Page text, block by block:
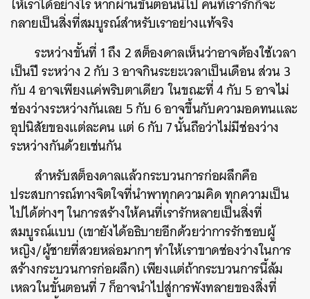
กลายเป็นสิ่งที่สมบูรณ์สำหรับเราอย่างแท้จริง
ระหว่างขั้นที่ 1 ถึง 2 สต็องดาลเห็นว่าอาจต้องใช้เวลา
เป็นปี ระหว่าง 2 กับ 3 อาจกินระยะเวลาเป็นเดือน ส่วน 3
กับ 4 อาจเพียงแค่พริบตาเดียว ในขณะที่ 4 กับ 5 อาจไม่
ช่องว่างระหว่างกันเลย 5 กับ 6 อาจขึ้นกับความอดทนและ
อุปนิสัยของแต่ละคน แต่ 6 กับ 7 นั้นถือว่าไม่มีช่องว่าง
ระหว่างกันด้วยเช่นกัน
สำหรับสต็องดาลแล้วกระบวนการก่อผลึกคือ
ประสบการณ์ทางจิตใจที่นำพาทุกความคิด ทุกความเป็น
ไปได้ต่างๆ ในการสร้างให้คนที่เรารักหลายเป็นสิ่งที่
สมบูรณ์แบบ (เขายังได้อธิบายอีกด้วยว่าการรักชอบผู้
หญิง/ผู้ชายที่สวยหล่อมากๆ ทำให้เราขาดช่องว่างในการ
สร้างกระบวนการก่อผลึก) เพียงแต่ถ้ากระบวนการนี้ล้ม
เหลวในขั้นตอนที่ 7 ก็อาจนำไปสู่การพังทลายของสิ่งที่